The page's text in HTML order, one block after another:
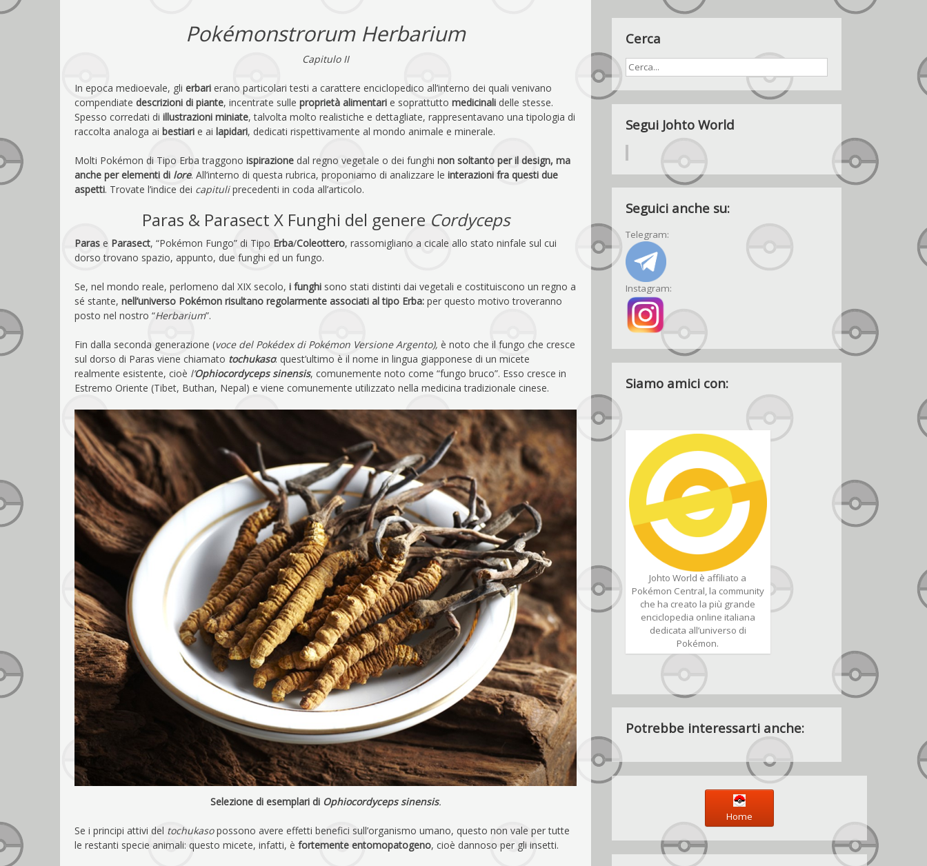
Pokémonstrorum Herbarium
Capitulo II
In epoca medioevale, gli erbari erano particolari testi a carattere enciclopedico all’interno dei quali venivano
compendiate descrizioni di piante, incentrate sulle proprietà alimentari e soprattutto medicinali delle stesse.
Spesso corredati di illustrazioni miniate, talvolta molto realistiche e dettagliate, rappresentavano una tipologia di
raccolta analoga ai bestiari e ai lapidari, dedicati rispettivamente al mondo animale e minerale.
Molti Pokémon di Tipo Erba traggono ispirazione dal regno vegetale o dei funghi non soltanto per il design, ma
anche per elementi di lore. All’interno di questa rubrica, proponiamo di analizzare le interazioni fra questi due
aspetti. Trovate l’indice dei capituliprecedenti in coda all’articolo.
Paras & Parasect X Funghi del genere Cordyceps
Paras e Parasect, “Pokémon Fungo” di Tipo Erba/Coleottero, rassomigliano a cicale allo stato ninfale sul cui
dorso trovano spazio, appunto, due funghi ed un fungo.
Se, nel mondo reale, perlomeno dal XIX secolo, i funghi sono stati distinti dai vegetali e costituiscono un regno a
sé stante, nell’universo Pokémon risultano regolarmente associati al tipo Erba: per questo motivo troveranno
posto nel nostro “Herbarium”.
Fin dalla seconda generazione (voce del Pokédex di Pokémon Versione Argento), è noto che il fungo che cresce
sul dorso di Paras viene chiamato tochukaso: quest’ultimo è il nome in lingua giapponese di un micete
realmente esistente, cioè l’Ophiocordyceps sinensis, comunemente noto come “fungo bruco”. Esso cresce in
Estremo Oriente (Tibet, Buthan, Nepal) e viene comunemente utilizzato nella medicina tradizionale cinese.
Selezione di esemplari di Ophiocordyceps sinensis.
Se i principi attivi del tochukasopossono avere effetti benefici sull’organismo umano, questo non vale per tutte
le restanti specie animali: questo micete, infatti, è fortemente entomopatogeno, cioè dannoso per gli insetti.
Cerca
Segui Johto World
Seguici anche su:
Telegram:
Instagram:
Siamo amici con:
Johto World è affiliato a
Pokémon Central, la community
che ha creato la più grande
enciclopedia online italiana
dedicata all’universo di
Pokémon.
Potrebbe interessarti anche:
Home